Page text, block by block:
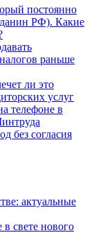
постоянно
РФ). Какие
раньше
ли это
услуг
телефоне в
без согласия
актуальные
свете нового